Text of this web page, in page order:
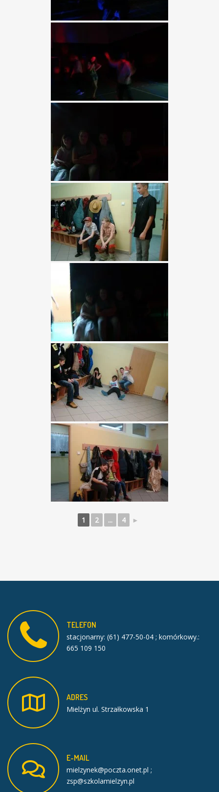
1 2 ... 4 ►
TELEFON
stacjonarny: (61) 477-50-04 ; komórkowy.:
665 109 150
ADRES
Mielżyn ul. Strzałkowska 1
E-MAIL
mielzynek@poczta.onet.pl ;
zsp@szkolamielzyn.pl